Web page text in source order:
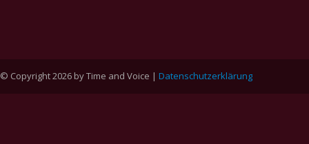
© Copyright 2026 by Time and Voice | Datenschutzerklärung